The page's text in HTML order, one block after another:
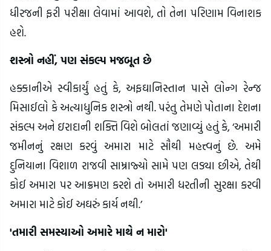
ધીરજની ફરી પરીક્ષા લેવામાં આવશે, તો તેના પરિણામ વિનાશક
હશે.
શસ્ત્રો નહીં, પણ સંકલ્પ મજબૂત છે
હક્કાનીએ સ્વીકાર્યું હતું કે, અફઘાનિસ્તાન પાસે લોન્ગ રેન્જ
મિસાઈલો કે અત્યાધુનિક શસ્ત્રો નથી. પરંતુ તેમણે પોતાના દેશના
સંકલ્પ અને ઇરાદાની શક્તિ વિશે બોલતાં જણાવ્યું હતું કે, ‘અમારી
જમીનનું રક્ષણ કરવું અમારા માટે સૌથી મહત્ત્વનું છે. અમે
દુનિયાના વિશાળ રાજવી સામ્રાજ્યો સામે પણ લડ્યા છીએ, તેથી
કોઈ અમારા પર આક્રમણ કરશે તો અમારી ધરતીની સુરક્ષા કરવી
અમારા માટે કોઈ અઘરું કાર્ય નથી.’
'તમારી સમસ્યાઓ અમારે માથે ન મારો'